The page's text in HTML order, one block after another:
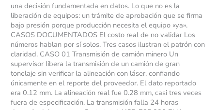
una decisión fundamentada en datos. Lo que no es la
liberación de equipos: un trámite de aprobación que se firma
bajo presión porque producción necesita el equipo «ya».
CASOS DOCUMENTADOS El costo real de no validar Los
números hablan por sí solos. Tres casos ilustran el patrón con
claridad. CASO 01 Transmisión de camión minero Un
supervisor libera la transmisión de un camión de gran
tonelaje sin verificar la alineación con láser, confiando
únicamente en el reporte del proveedor. El dato reportado
era 0.12 mm. La alineación real fue 0.28 mm, casi tres veces
fuera de especificación. La transmisión falla 24 horas